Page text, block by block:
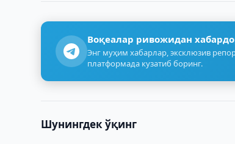
Воқеалар ривожидан
Энг муҳим хабарлар, эксклюзив
платформада кузатиб боринг.
Шунингдек ўқинг